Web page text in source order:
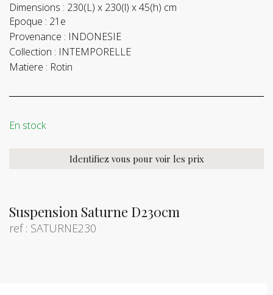
Suspension Saturne D230cm
ref : SATURNE230
Dimensions : 230(L) x 230(l) x 45(h) cm
Epoque : 21e
Provenance : INDONESIE
Collection : INTEMPORELLE
Matiere : Rotin
En stock
Identifiez vous pour voir les prix